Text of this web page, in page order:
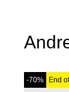
-70% End